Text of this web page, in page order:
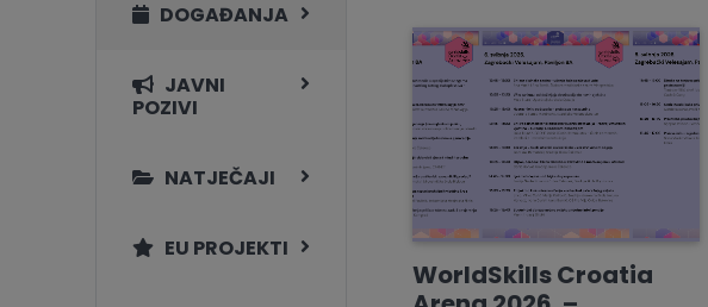
DOGAĐANJA
JAVNI
POZIVI
NATJEČAJI
EU PROJEKTI
WorldSkills Croatia